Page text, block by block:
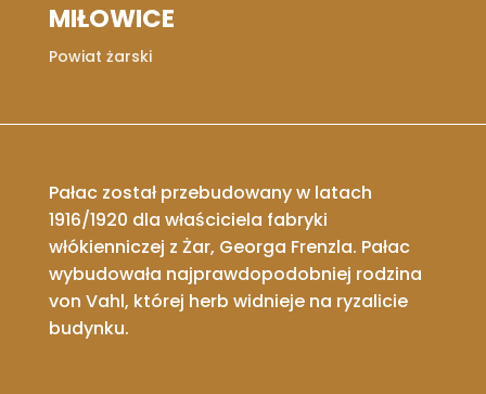
MIŁOWICE
Powiat żarski
Pałac został przebudowany w latach
1916/1920 dla właściciela fabryki
włókienniczej z Żar, Georga Frenzla. Pałac
wybudowała najprawdopodobniej rodzina
von Vahl, której herb widnieje na ryzalicie
budynku.